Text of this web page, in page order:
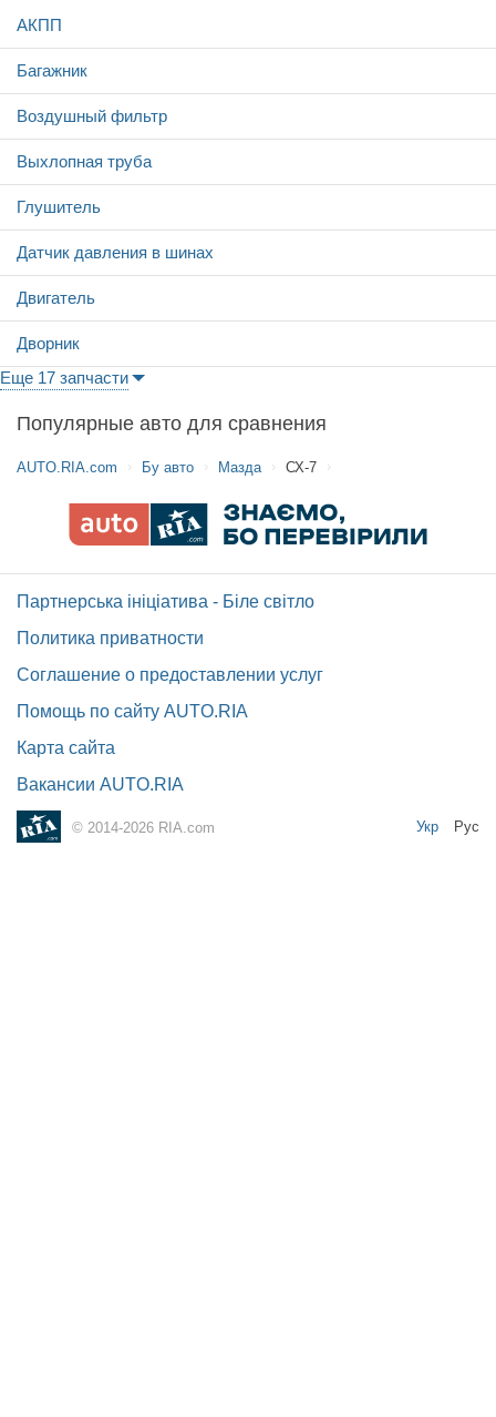
АКПП
Багажник
Воздушный фильтр
Выхлопная труба
Глушитель
Датчик давления в шинах
Двигатель
Дворник
Еще 17 запчасти
Популярные авто для сравнения
AUTO.RIA.com Бу авто Мазда СХ-7
Партнерська ініціатива - Біле світло
Политика приватности
Соглашение о предоставлении услуг
Помощь по сайту AUTO.RIA
Карта сайта
Вакансии AUTO.RIA
© 2014-2026 RIA.com Укр Рус